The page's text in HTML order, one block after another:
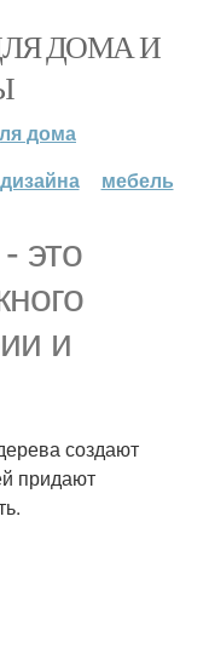
ДОМА И
дома
мебель
это
и
создают
придают